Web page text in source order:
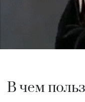
В чем